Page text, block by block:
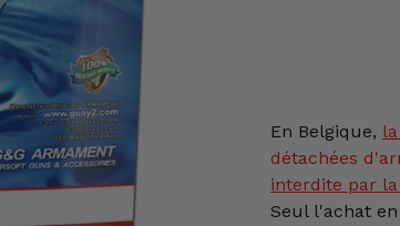
En Belgique,
détachées
interdite par la
Seul l'achat